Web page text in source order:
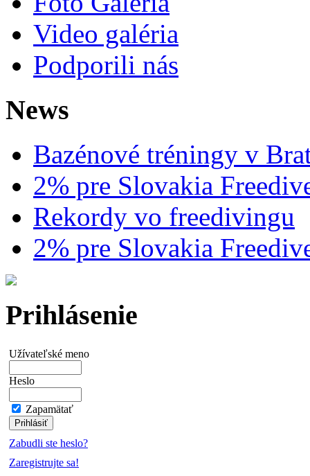
Video galéria
Podporili nás
News
Bazénové tréningy v
2% pre Slovakia
Rekordy vo freedivingu
2% pre Slovakia
Prihlásenie
Užívateľské meno
Heslo
Zapamätať
Zabudli ste heslo?
Zaregistrujte sa!